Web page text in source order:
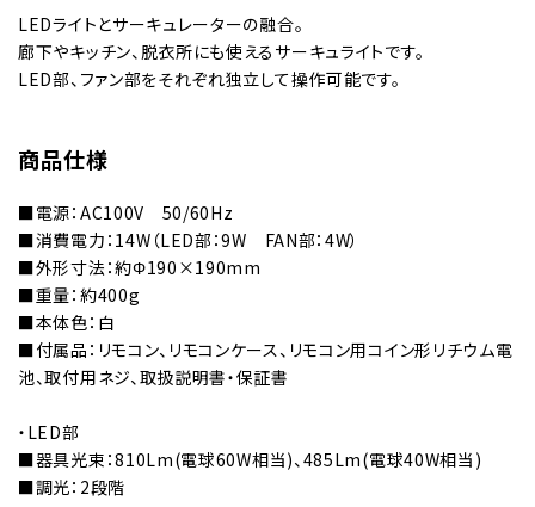
LEDライトとサーキュレーターの融合。
廊下やキッチン、脱衣所にも使えるサーキュライトです。
LED部、ファン部をそれぞれ独立して操作可能です。
商品仕様
■電源：AC100V 50/60Hz
■消費電力：14W（LED部：9W FAN部：4W）
■外形寸法：約Φ190×190mm
■重量：約400g
■本体色：白
■付属品：リモコン、リモコンケース、リモコン用コイン形リチウム電
池、取付用ネジ、取扱説明書・保証書
・LED部
■器具光束：810Lm(電球60W相当)、485Lm(電球40W相当)
■調光：2段階